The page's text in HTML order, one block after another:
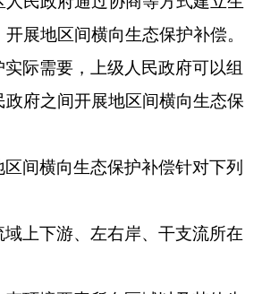
展地区间横向生态保护补偿。
际需要，上级人民政府可以组
府之间开展地区间横向生态保
间横向生态保护补偿针对下列
域上下游、左右岸、干支流所在